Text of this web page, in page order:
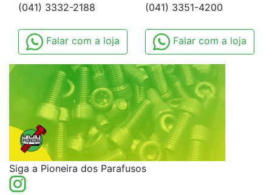
(041) 3332-2188
Falar com a loja
(041) 3351-4200
Falar com a loja
Siga a Pioneira dos Parafusos